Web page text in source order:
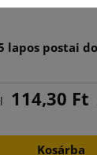
lapos postai
114,30 Ft
Kosárba